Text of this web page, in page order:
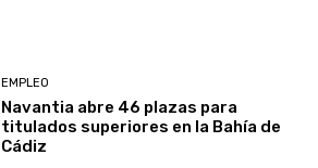
EMPLEO
Navantia abre 46 plazas para
titulados superiores en la Bahía de
Cádiz